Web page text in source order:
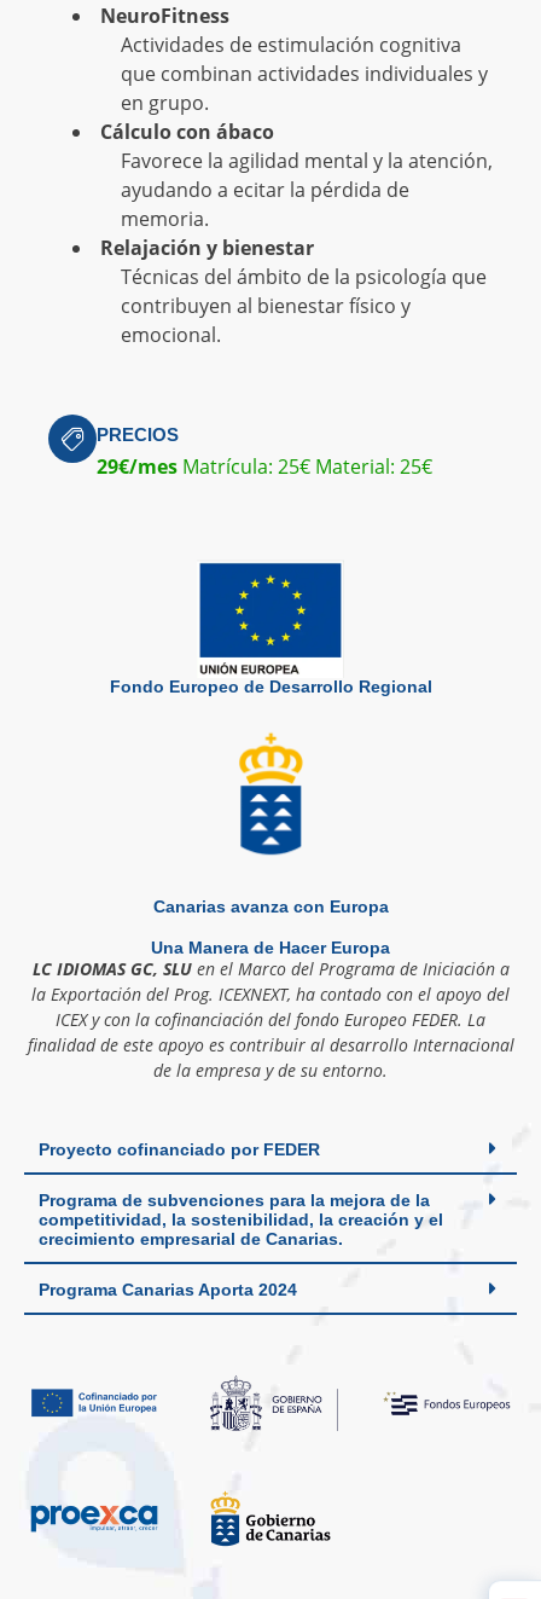
NeuroFitness
Actividades de estimulación cognitiva
que combinan actividades individuales y
en grupo.
Cálculo con ábaco
Favorece la agilidad mental y la atención,
ayudando a ecitar la pérdida de
memoria.
Relajación y bienestar
Técnicas del ámbito de la psicología que
contribuyen al bienestar físico y
emocional.
PRECIOS
29€/mes Matrícula: 25€ Material: 25€
Fondo Europeo de Desarrollo Regional
Canarias avanza con Europa
Una Manera de Hacer Europa
LC IDIOMAS GC, SLUen el Marco del Programa de Iniciación a
la Exportación del Prog. ICEXNEXT, ha contado con el apoyo del
ICEX y con la cofinanciación del fondo Europeo FEDER. La
finalidad de este apoyo es contribuir al desarrollo Internacional
de la empresa y de su entorno.
Proyecto cofinanciado por FEDER
Programa de subvenciones para la mejora de la
competitividad, la sostenibilidad, la creación y el
crecimiento empresarial de Canarias.
Programa Canarias Aporta 2024